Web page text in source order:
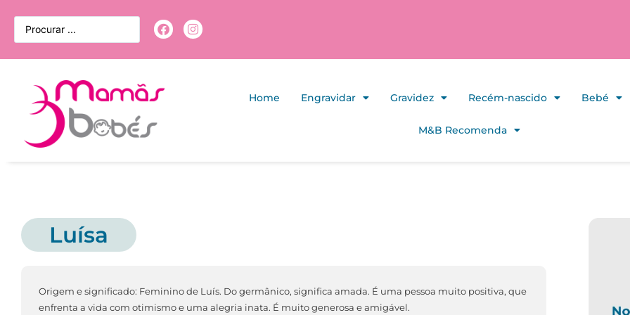
Home Engravidar Gravidez Recém-nascido Bebé
M&B Recomenda
Luísa
Origem e significado: Feminino de Luís. Do germânico, significa amada. É uma pessoa muito positiva, que
enfrenta a vida com otimismo e uma alegria inata. É muito generosa e amigável.